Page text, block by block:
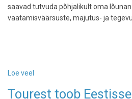
saavad tutvuda põhjalikult oma
vaatamisväärsuste, majutus- ja
Loe veel
suurima
Tourest toob